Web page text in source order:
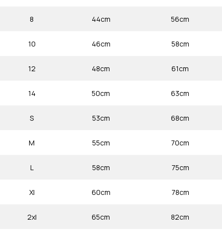
8 44cm 56cm
10 46cm 58cm
12 48cm 61cm
14 50cm 63cm
S 53cm 68cm
M 55cm 70cm
L 58cm 75cm
Xl 60cm 78cm
2xl 65cm 82cm